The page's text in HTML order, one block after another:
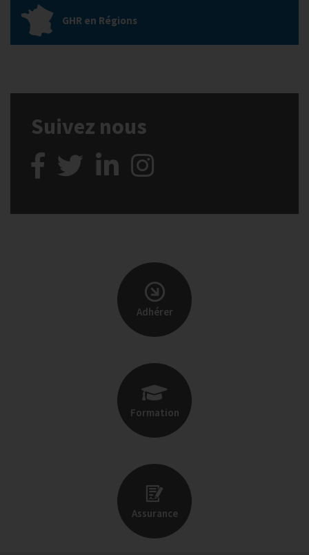
GHR en Régions
Suivez nous
Adhérer
Formation
Assurance